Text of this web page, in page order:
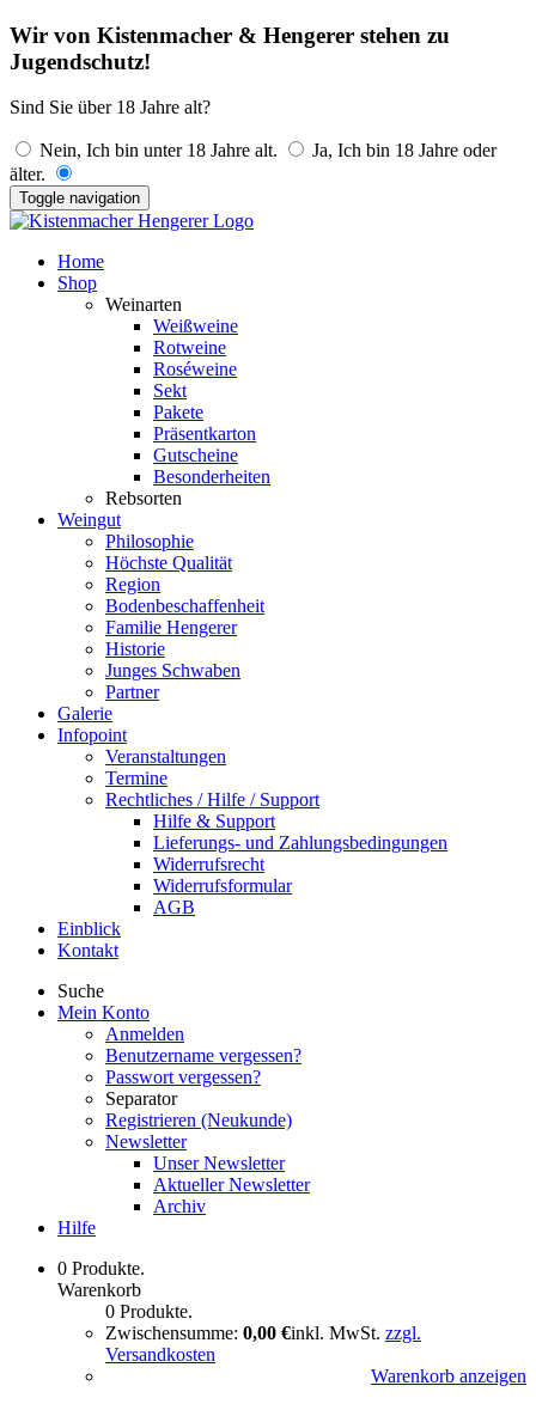
Wir von Kistenmacher & Hengerer stehen zu
Jugendschutz!
Sind Sie über 18 Jahre alt?
Nein, Ich bin unter 18 Jahre alt.
Ja, Ich bin 18 Jahre oder
älter.
Toggle navigation
Home
Shop
Weinarten
Weißweine
Rotweine
Roséweine
Sekt
Pakete
Präsentkarton
Gutscheine
Besonderheiten
Rebsorten
Weingut
Philosophie
Höchste Qualität
Region
Bodenbeschaffenheit
Familie Hengerer
Historie
Junges Schwaben
Partner
Galerie
Infopoint
Veranstaltungen
Termine
Rechtliches / Hilfe / Support
Hilfe & Support
Lieferungs- und Zahlungsbedingungen
Widerrufsrecht
Widerrufsformular
AGB
Einblick
Kontakt
Suche
Mein Konto
Anmelden
Benutzername vergessen?
Passwort vergessen?
Separator
Registrieren (Neukunde)
Newsletter
Unser Newsletter
Aktueller Newsletter
Archiv
Hilfe
0 Produkte.
Warenkorb
0 Produkte.
Zwischensumme: 0,00 €inkl. MwSt. zzgl.
Versandkosten
Warenkorb anzeigen